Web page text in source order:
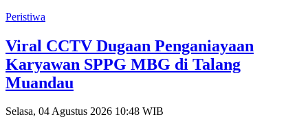
Peristiwa
Viral CCTV Dugaan Penganiayaan
Karyawan SPPG MBG di Talang
Muandau
Selasa, 04 Agustus 2026 10:48 WIB